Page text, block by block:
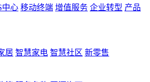
中心 移动终端 增值服务 企业转型 产品
居 智慧家电 智慧社区 新零售